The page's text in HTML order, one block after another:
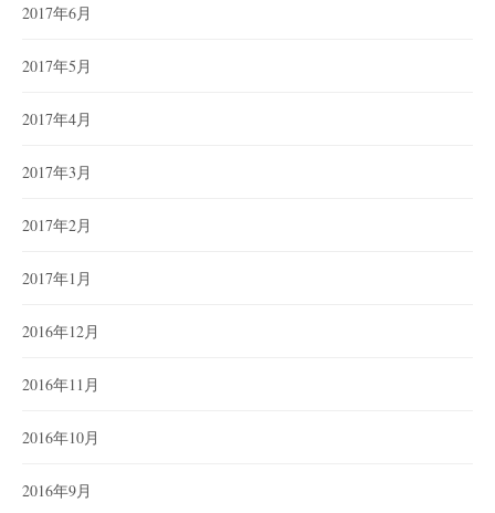
2017年6月
2017年5月
2017年4月
2017年3月
2017年2月
2017年1月
2016年12月
2016年11月
2016年10月
2016年9月